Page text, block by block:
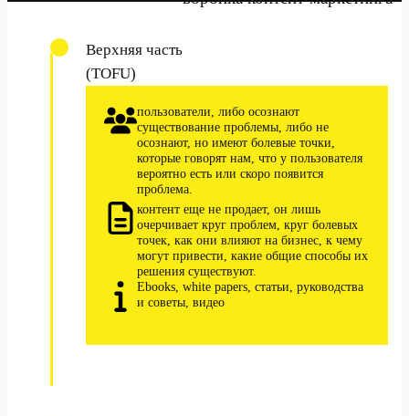
Верхняя часть
(TOFU)
пользователи, либо осознают
существование проблемы, либо не
осознают, но имеют болевые точки,
которые говорят нам, что у пользователя
вероятно есть или скоро появится
проблема.
контент еще не продает, он лишь
очерчивает круг проблем, круг болевых
точек, как они влияют на бизнес, к чему
могут привести, какие общие способы их
решения существуют.
Ebooks, white papers, статьи, руководства
и советы, видео